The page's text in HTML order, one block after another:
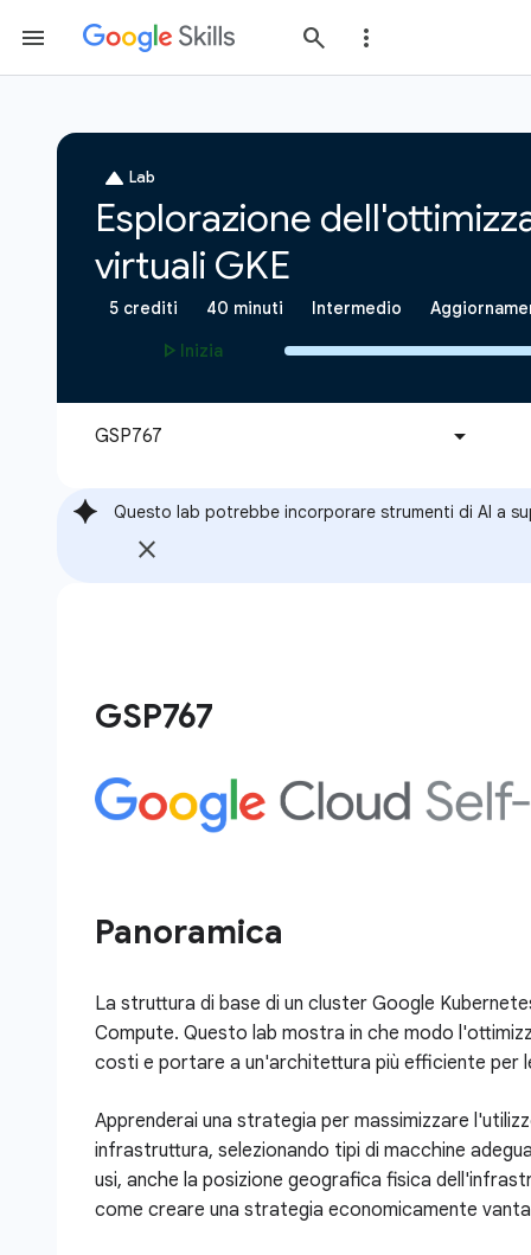
Questo lab potrebbe incorporare strumenti di AI a
GSP767
Panoramica
La struttura di base di un cluster Google
Compute. Questo lab mostra in che modo
costi e portare a un'architettura più efficiente per
Apprenderai una strategia per massimizzare
infrastruttura, selezionando tipi di macchine
usi, anche la posizione geografica fisica
come creare una strategia economicamente